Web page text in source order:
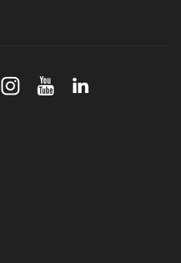
robótica FIRST 2026! (video)